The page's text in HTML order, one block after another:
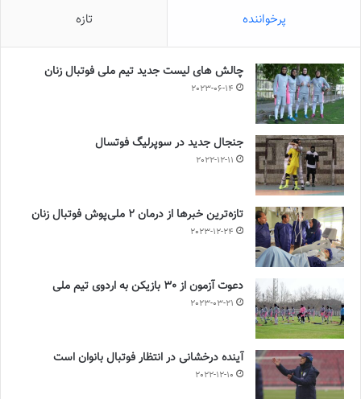
پرخواننده تازه
چالش هاى ليست جدید تيم ملى فوتبال زنان
2023-06-14
جنجال جدید در سوپرلیگ فوتسال
2022-12-11
تازه‌ترین خبرها از درمان ۲ ملی‌پوش فوتبال زنان
2023-12-24
دعوت آزمون از 30 بازیکن به اردوی تیم ملی
2023-03-21
آینده درخشانی در انتظار فوتبال بانوان است
2022-12-10